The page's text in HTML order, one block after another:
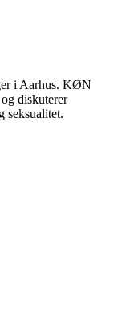
i Aarhus. KØN
diskuterer
seksualitet.